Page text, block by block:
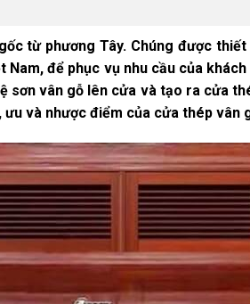
từ phương Tây. Chúng được
Nam, để phục vụ nhu cầu của
sơn vân gỗ lên cửa và tạo ra cửa
và nhược điểm của cửa thép vân